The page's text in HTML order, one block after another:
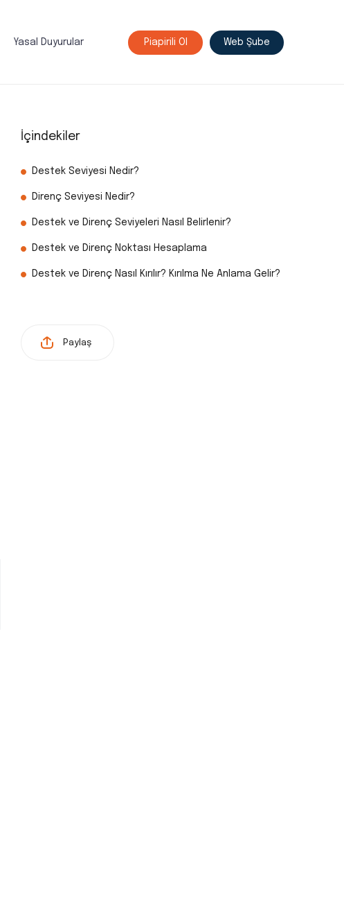
Yasal Duyurular Piapirili Ol Web Şube
İçindekiler
Destek Seviyesi Nedir?
Direnç Seviyesi Nedir?
Destek ve Direnç Seviyeleri Nasıl Belirlenir?
Destek ve Direnç Noktası Hesaplama
Destek ve Direnç Nasıl Kırılır? Kırılma Ne Anlama Gelir?
Paylaş